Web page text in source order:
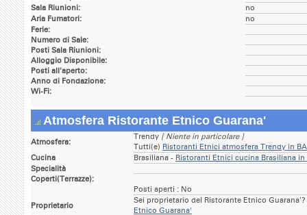
Sala Riunioni:
no
Aria Fumatori:
no
Ferie:
Numero di Sale:
Posti Sala Riunioni:
Alloggio Disponibile:
Posti all'aperto:
Anno di Fondazione:
Wi-Fi:
Atmosfera Ristorante Etnico Guarana'
Atmosfera:
Trendy [ Niente in particolare ]
Tutti(e) Ristoranti Etnici atmosfera Trendy in
Cucina
Brasiliana - Ristoranti Etnici cucina Brasiliana in
Specialità
Coperti(Terrazze):
Posti aperti : No
Proprietario
Sei proprietario del Ristorante Etnico Guarana'?
Etnico Guarana'